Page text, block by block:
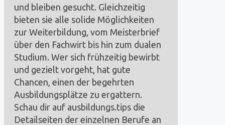
und bleiben gesucht. Gleichzeitig
bieten sie alle solide Möglichkeiten
zur Weiterbildung, vom Meisterbrief
über den Fachwirt bis hin zum dualen
Studium. Wer sich frühzeitig bewirbt
und gezielt vorgeht, hat gute
Chancen, einen der begehrten
Ausbildungsplätze zu ergattern.
Schau dir auf ausbildungs.tips die
Detailseiten der einzelnen Berufe an